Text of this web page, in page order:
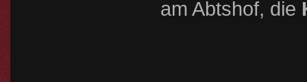
am Abtshof, die